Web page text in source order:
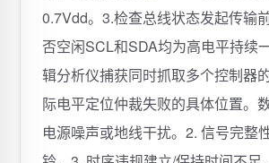
0.7Vdd。3.检查总线状态发起传输
否空闲SCL和SDA均为高电平持续
辑分析仪捕获同时抓取多个控制器
际电平定位仲裁失败的具体位置。
电源噪声或地线干扰。2. 信号完整